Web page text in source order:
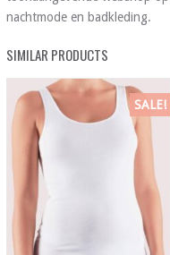
nachtmode en badkleding.
SIMILAR PRODUCTS
SALE!